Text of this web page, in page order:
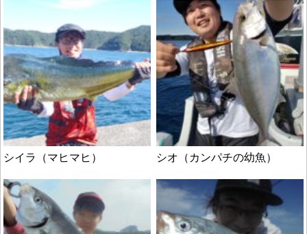
シイラ（マヒマヒ） シオ（カンパチの幼魚）